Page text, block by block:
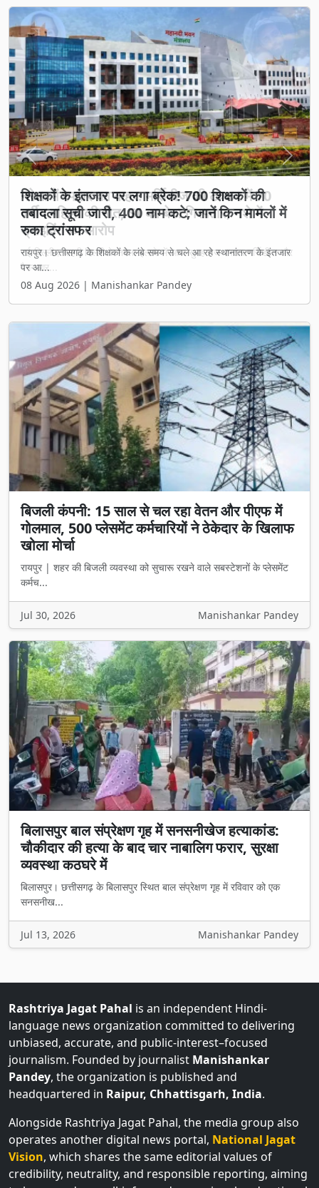
शिक्षकों के इंतजार पर लगा ब्रेक! 700 शिक्षकों की
तबादला सूची जारी, 400 नाम कटे; जानें किन मामलों में
रुका ट्रांसफर
रायपुर। छत्तीसगढ़ के शिक्षकों के लंबे समय से चले आ रहे स्थानांतरण के इंतजार
पर आ...
08 Aug 2026 | Manishankar Pandey
Previous Next
बिजली कंपनी: 15 साल से चल रहा वेतन और पीएफ में
गोलमाल, 500 प्लेसमेंट कर्मचारियों ने ठेकेदार के खिलाफ
खोला मोर्चा
रायपुर | शहर की बिजली व्यवस्था को सुचारू रखने वाले सबस्टेशनों के प्लेसमेंट
कर्मच...
Jul 30, 2026 Manishankar Pandey
बिलासपुर बाल संप्रेक्षण गृह में सनसनीखेज हत्याकांड:
चौकीदार की हत्या के बाद चार नाबालिग फरार, सुरक्षा
व्यवस्था कठघरे में
बिलासपुर। छत्तीसगढ़ के बिलासपुर स्थित बाल संप्रेक्षण गृह में रविवार को एक
सनसनीख...
Jul 13, 2026 Manishankar Pandey
Rashtriya Jagat Pahal is an independent Hindi-
language news organization committed to delivering
unbiased, accurate, and public-interest–focused
journalism. Founded by journalist Manishankar
Pandey, the organization is published and
headquartered in Raipur, Chhattisgarh, India.
Alongside Rashtriya Jagat Pahal, the media group also
operates another digital news portal, National Jagat
Vision, which shares the same editorial values of
credibility, neutrality, and responsible reporting, aiming